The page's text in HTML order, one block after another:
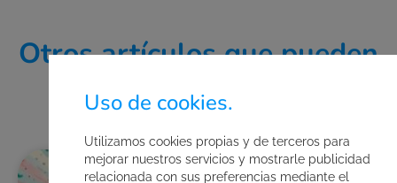
Otros artículos que pueden
BASES DE CONCURSOS
Uso de cookies.
Utilizamos cookies propias y de terceros para
mejorar nuestros servicios y mostrarle publicidad
relacionada con sus preferencias mediante el